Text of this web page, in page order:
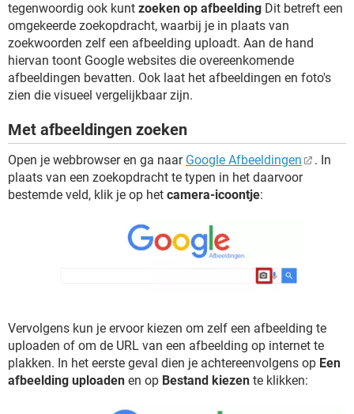
tegenwoordig ook kunt zoeken op afbeelding Dit betreft een
omgekeerde zoekopdracht, waarbij je in plaats van
zoekwoorden zelf een afbeelding uploadt. Aan de hand
hiervan toont Google websites die overeenkomende
afbeeldingen bevatten. Ook laat het afbeeldingen en foto's
zien die visueel vergelijkbaar zijn.
Met afbeeldingen zoeken
Open je webbrowser en ga naar Google Afbeeldingen
. In
plaats van een zoekopdracht te typen in het daarvoor
bestemde veld, klik je op het camera-icoontje:
Vervolgens kun je ervoor kiezen om zelf een afbeelding te
uploaden of om de URL van een afbeelding op internet te
plakken. In het eerste geval dien je achtereenvolgens op Een
afbeelding uploaden en op Bestand kiezen te klikken: